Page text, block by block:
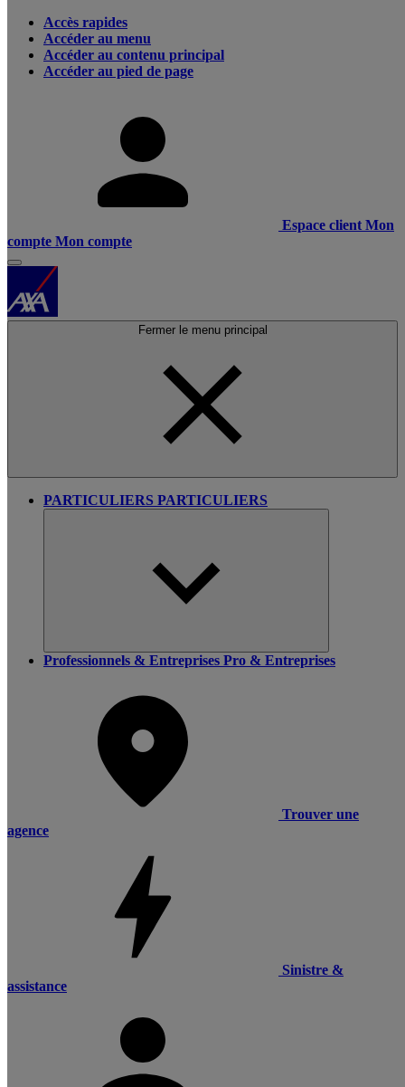
Accès rapides
Accéder au menu
Accéder au contenu principal
Accéder au pied de page
Espace client Mon
compte Mon compte
Fermer le menu principal
PARTICULIERS PARTICULIERS
Professionnels & Entreprises Pro & Entreprises
Trouver une
agence
Sinistre &
assistance